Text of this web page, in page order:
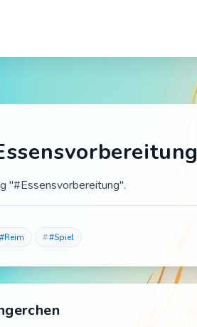
"#Essensvorbereitung".
#Reim #Spiel